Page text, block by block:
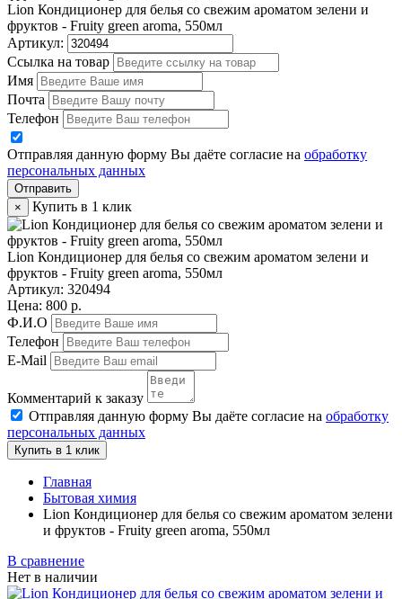
Lion Кондиционер для белья со свежим ароматом зелени и
фруктов - Fruity green aroma, 550мл
Артикул:
Ссылка на товар
Имя
Почта
Телефон
Отправляя данную форму Вы даёте согласие на обработку
персональных данных
Отправить
×
Купить в 1 клик
Lion Кондиционер для белья со свежим ароматом зелени и
фруктов - Fruity green aroma, 550мл
Артикул: 320494
Цена: 800 р.
Ф.И.О
Телефон
E-Mail
Комментарий к заказу
Отправляя данную форму Вы даёте согласие на обработку
персональных данных
Купить в 1 клик
Главная
Бытовая химия
Lion Кондиционер для белья со свежим ароматом зелени
и фруктов - Fruity green aroma, 550мл
В сравнение
Нет в наличии